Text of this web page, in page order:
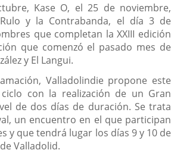
Kase O, el 25 de noviembre,
y la Contrabanda, el día 3 de
que completan la XXIII edición
que comenzó el pasado mes de
y El Langui.
Valladolindie propone este
con la realización de un Gran
de dos días de duración. Se trata
un encuentro en el que participan
y que tendrá lugar los días 9 y 10 de
Valladolid.